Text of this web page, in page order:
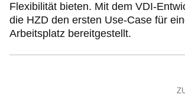
Flexibilität bieten. Mit dem VDI-
die HZD den ersten Use-Case für
Arbeitsplatz bereitgestellt.